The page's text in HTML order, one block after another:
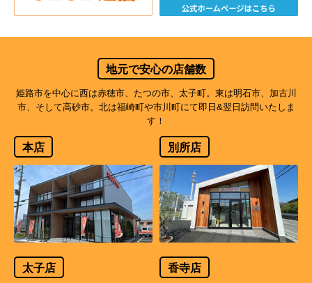
地元で安心の店舗数
姫路市を中心に西は赤穂市、たつの市、太子町。東は明石市、加古川
市、そして高砂市。北は福崎町や市川町にて即日&翌日訪問いたしま
す！
本店 別所店
太子店 香寺店